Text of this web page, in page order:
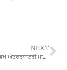
NEXT
ਯੂਨੀਵਰਸਿਟੀ ਕਾਲਜ ਵਿਖੇ ਅੰਤਰਰਾਸ਼ਟਰੀ ਮਾਤ ਭਾਸ਼ਾ ਦਿਵਸ ਅਤੇ ਸਾਇੰਸ ਫੈਸਟੀਵਲ ਸਪਤਾਹ ਦਾ ਆਗਾਜ਼